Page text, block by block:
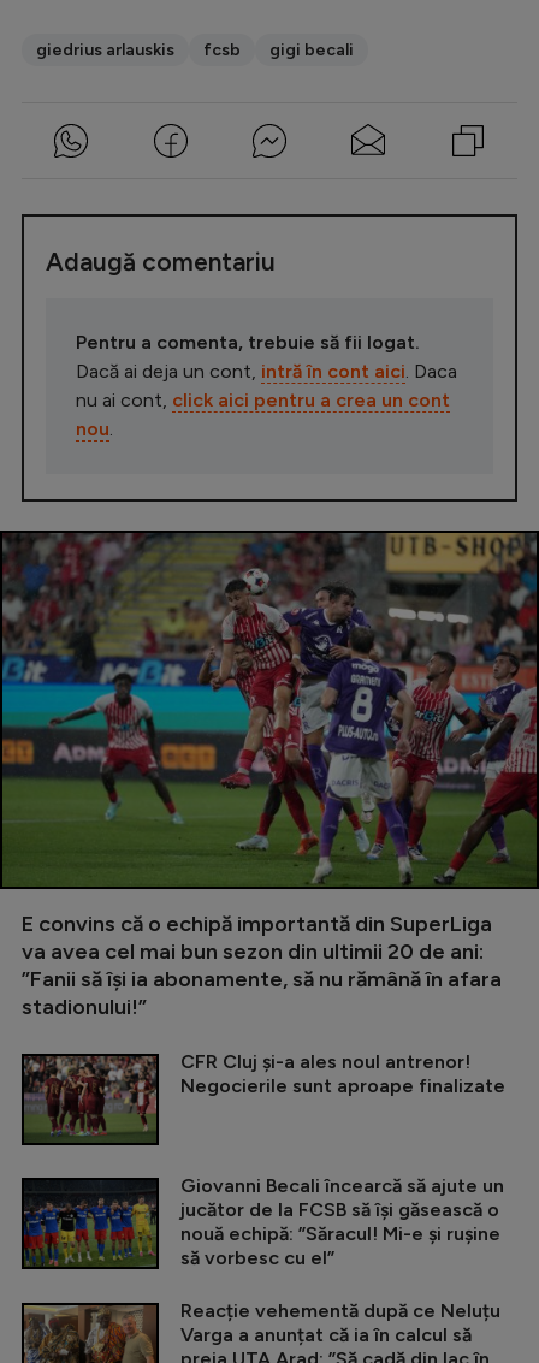
giedrius arlauskis fcsb gigi becali
Adaugă comentariu
Pentru a comenta, trebuie să fii logat.
Dacă ai deja un cont, intră în cont aici. Daca
nu ai cont, click aici pentru a crea un cont
nou.
E convins că o echipă importantă din SuperLiga
va avea cel mai bun sezon din ultimii 20 de ani:
”Fanii să își ia abonamente, să nu rămână în afara
stadionului!”
CFR Cluj și-a ales noul antrenor!
Negocierile sunt aproape finalizate
Giovanni Becali încearcă să ajute un
jucător de la FCSB să își găsească o
nouă echipă: ”Săracul! Mi-e și rușine
să vorbesc cu el”
Reacție vehementă după ce Neluțu
Varga a anunțat că ia în calcul să